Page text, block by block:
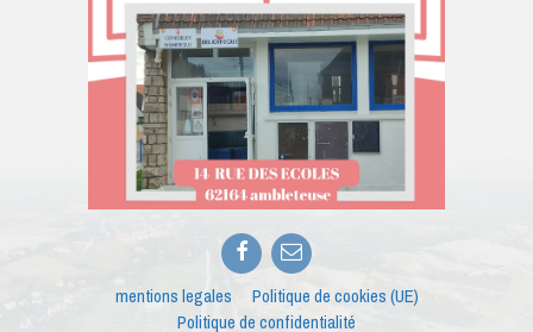
Facebook
E-
mail
mentions legales
Politique de cookies (UE)
Politique de confidentialité